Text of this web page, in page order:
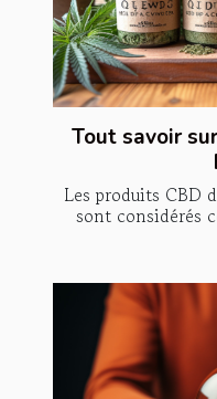
Tout savoir
Les produits CBD
sont considérés